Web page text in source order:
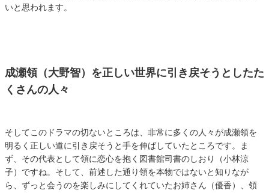
いと思われます。
成瀬領（大野智）を正しい世界に引き戻そうとしたた
くさんの人々
そしてこのドラマの切ないところは、非常に多くの人々が成瀬領を
明るく正しい道に引き戻そうと手を伸ばしていたところです。ま
ず、その代表として領に恋心を抱く図書館司書のしおり（小林涼
子）ですね。そして、前述した通り領を本物ではないと知りなが
ら、ずっと会うのを楽しみにしてくれていたお姉さん（優香）、領